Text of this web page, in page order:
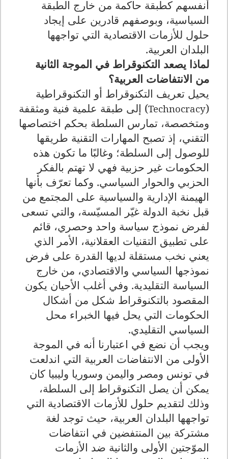
أنفسهم كطبقة حاكمة من خارج الطبقة
السياسية، وبوصفهم قادرين على إيجاد
حلول للأزمات الاقتصادية التي تواجهها
البلدان العربية.
لماذا يصعد التكنوقراط في الموجة الثانية
من الانتفاضات العربية؟
يحيل تعريف التكنوقراط أو التكنوقراطية
(
Technocracy) إلى طبقة علمية فنية ومثقفة
ومتخصصة، تمارس السلطة بحكم اختصاصها
التقني، إذ تصبح المهارات التقنية طريقها
للوصول إلى السلطة؛ وغالبًا ما تكون هذه
الحكومات غير حزبية فهي لا تهتم بالفكر
الحزبي والحوار السياسي. وكما تعرّف بأنها
الهيمنة الإدارية والسياسية على المجتمع من
قبل نخبة الدولة غيّر المسيّسة، والتي تسعى
لفرض نموذج سياسة واحد وحصري، قائم
على تطبيق التقنيات العقلانية، الأمر الذي
يعني نخب مستقلة لديها القدرة على فرض
نموذجها السياسي والاقتصادي، من خارج
السياسة التقليدية. وفي أغلب الأحيان يكون
المقصود بالتكنوقراط شكل من أشكال
الحكومات التي يحل فيها الخبراء محل
السياسي التقليدي.
ويجب أن نضع في اعتبارنا أنه في الموجة
الأولى من الانتفاضات العربية التي اندلعت
في تونس ومصر واليمن وسوريا وليبيا كان
يمكن أن يصل التكنوقراط إلى السلطة،
وذلك لتقديم حلول للأزمات الاقتصادية التي
تواجهها البلدان العربية، حيث توجد لغة
مشتركة بين المنتفضين في انتفاضات
الموّجتين الأولى والثانية ضد الأزمات